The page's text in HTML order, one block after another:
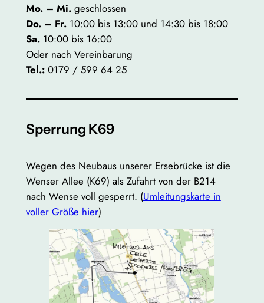
Mo. – Mi.geschlossen
Do. – Fr. 10:00 bis 13:00 und 14:30 bis 18:00
Sa.10:00 bis 16:00
Oder nach Vereinbarung
Tel.:0179 / 599 64 25
Sperrung K69
Wegen des Neubaus unserer Ersebrücke ist die
Wenser Allee (K69) als Zufahrt von der B214
nach Wense voll gesperrt. (Umleitungskarte in
voller Größe hier)